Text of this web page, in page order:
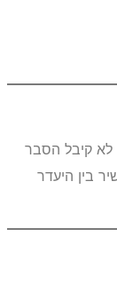
לא קיבל הסבר
בין היעדר